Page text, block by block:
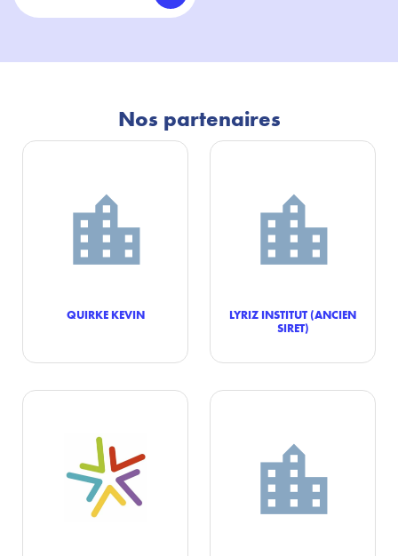
Nos partenaires
QUIRKE KEVIN
LYRIZ INSTITUT (ANCIEN
SIRET)